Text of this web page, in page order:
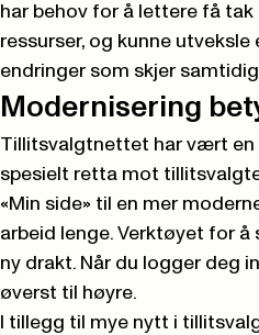
har behov for å lettere få
ressurser, og kunne
endringer som skjer
Modernisering
Tillitsvalgtnettet har vært en
spesielt retta mot
«Min side» til en mer
arbeid lenge. Verktøyet for
ny drakt. Når du logger deg
øverst til høyre.
I tillegg til mye nytt i